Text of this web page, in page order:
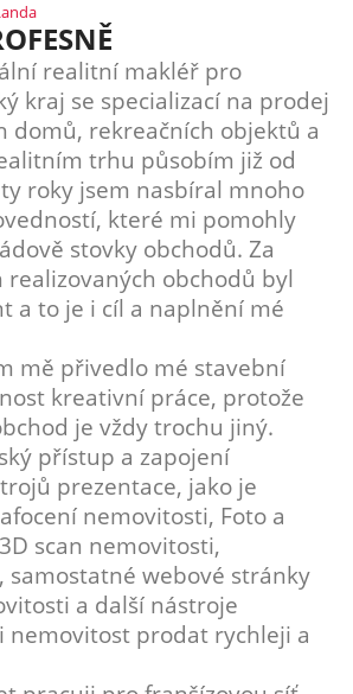
realitní makléř pro
kraj se specializací na prodej
domů, rekreačních objektů a
trhu působím již od
roky jsem nasbíral mnoho
které mi pomohly
stovky obchodů. Za
realizovaných obchodů byl
a to je i cíl a naplnění mé
mě přivedlo mé stavební
kreativní práce, protože
je vždy trochu jiný.
přístup a zapojení
prezentace, jako je
nemovitosti, Foto a
scan nemovitosti,
samostatné webové stránky
a další nástroje
nemovitost prodat rychleji a